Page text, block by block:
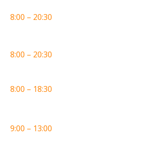
8:00 – 20:30
8:00 – 20:30
8:00 – 18:30
9:00 – 13:00